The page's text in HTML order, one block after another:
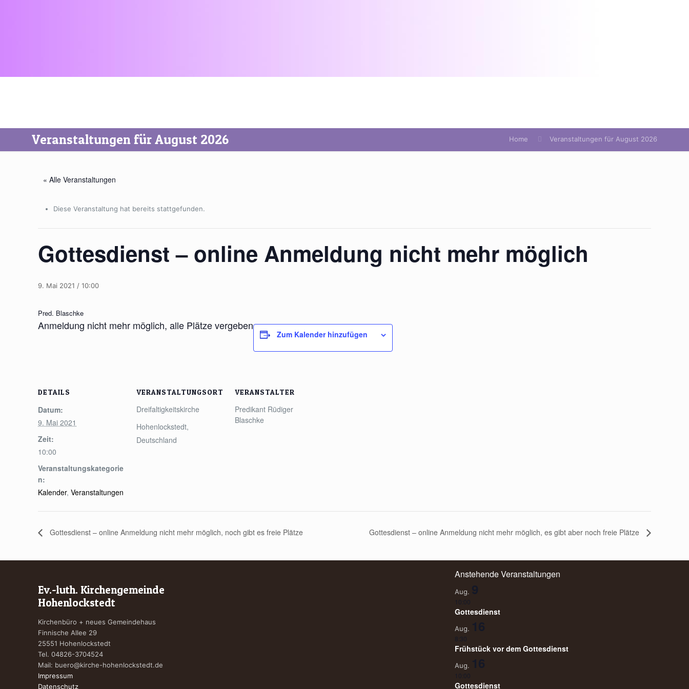
Veranstaltungen für August 2026 Home Veranstaltungen für August 2026
« Alle Veranstaltungen
Diese Veranstaltung hat bereits stattgefunden.
Gottesdienst – online Anmeldung nicht mehr möglich
9. Mai 2021 / 10:00
Pred. Blaschke
Anmeldung nicht mehr möglich, alle Plätze vergeben
Zum Kalender hinzufügen
DETAILS
Datum:
9. Mai 2021
Zeit:
10:00
Veranstaltungskategorie
n:
Kalender,Veranstaltungen
VERANSTALTUNGSORT
Dreifaltigkeitskirche
Hohenlockstedt,
Deutschland
VERANSTALTER
Predikant Rüdiger
Blaschke
Gottesdienst – online Anmeldung nicht mehr möglich, noch gibt es freie Plätze Gottesdienst – online Anmeldung nicht mehr möglich, es gibt aber noch freie Plätze
Ev.-luth. Kirchengemeinde
Hohenlockstedt
Kirchenbüro + neues Gemeindehaus
Finnische Allee 29
25551 Hohenlockstedt
Tel. 04826-3704524
Mail: buero@kirche-hohenlockstedt.de
Impressum
Datenschutz
Anstehende Veranstaltungen
Aug. 9
10:00
Gottesdienst
Aug. 16
8:30
Frühstück vor dem Gottesdienst
Aug. 16
10:00
Gottesdienst